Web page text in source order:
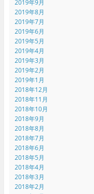
2019年9月
2019年8月
2019年7月
2019年6月
2019年5月
2019年4月
2019年3月
2019年2月
2019年1月
2018年12月
2018年11月
2018年10月
2018年9月
2018年8月
2018年7月
2018年6月
2018年5月
2018年4月
2018年3月
2018年2月